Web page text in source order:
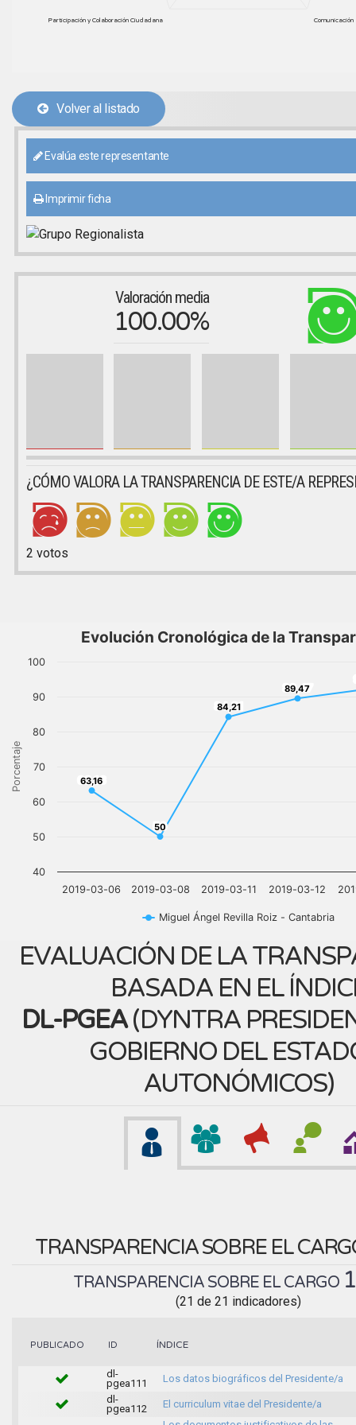
Participación y Colaboración Ciudadana
Volver al listado
Evalúa este representante
Imprimir ficha
Valoración media
100.00%
¿CÓMO VALORA LA TRANSPARENCIA DE ESTE/A
2 votos
Porcentaje
Evolución Cronológica de la
63,16
63,16
50
50
84,21
84,21
89,47
89,47
Miguel Ángel Revilla Roiz - Cantabria
2019-03-06 2019-03-08 2019-03-11 2019-03-12
40
50
60
70
80
90
100
EVALUACIÓN DE LA
BASADA EN EL
DL-PGEA(DYNTRA
GOBIERNO DEL
AUTONÓMICOS)
TRANSPARENCIA SOBRE EL
TRANSPARENCIA SOBRE EL CARGO
(21 de 21 indicadores)
PUBLICADO ID ÍNDICE
dl-
pgea111
Los datos biográficos del Presidente/a
dl-
pgea112
El curriculum vitae del Presidente/a